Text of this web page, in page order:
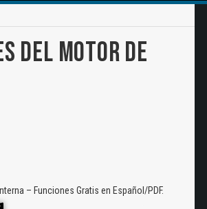
DEL MOTOR DE
– Funciones Gratis en Español/PDF.